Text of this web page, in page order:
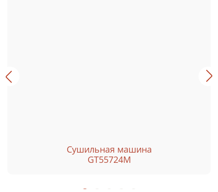
Сушильная машина
GT55724M